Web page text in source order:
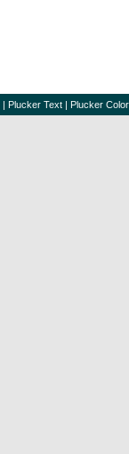
| Plucker Text | Plucker Color